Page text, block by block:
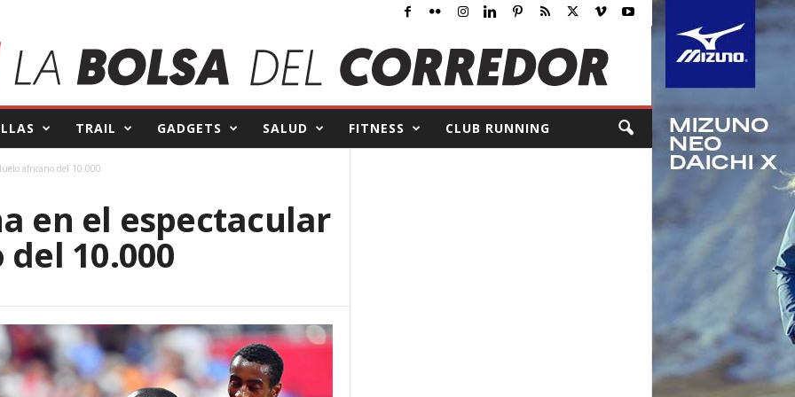
TRAIL GADGETS SALUD FITNESS CLUB RUNNING
africano del 10.000
en el espectacular
10.000